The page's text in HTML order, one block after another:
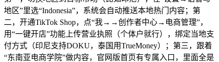
地区”里选“Indonesia”，系统会自动推送本地热门内容；第
二，开通TikTok Shop，点“我→→创作者中心→电商管理”，
用“一键开店”功能上传营业执照（个体户就行），绑定当地支
付方式（印尼支持DOKU，泰国用TrueMoney）；第三，跟着
“东南亚电商学院”做内容，官网版首页有专属入口，里面全是